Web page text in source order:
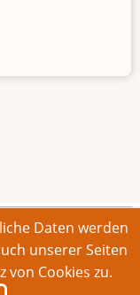
vorbehalten.
Daten werden
unserer Seiten
von Cookies zu.